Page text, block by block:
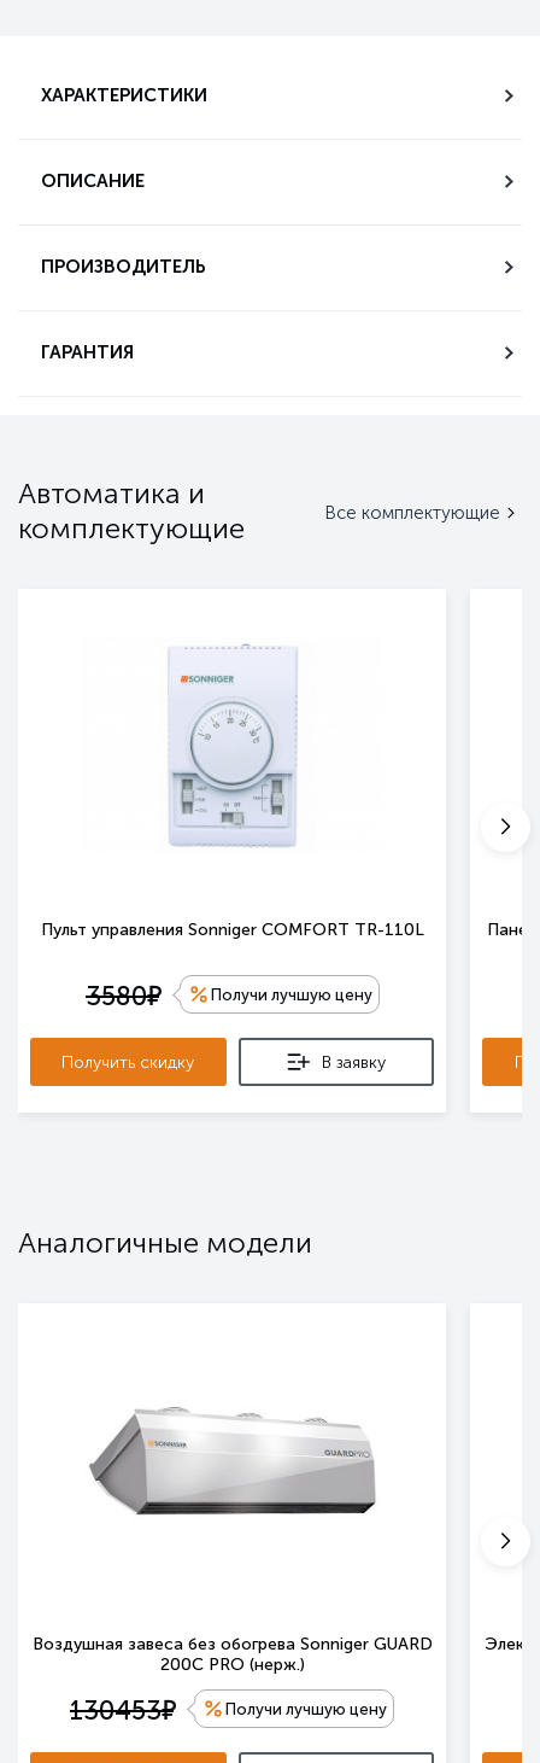
ХАРАКТЕРИСТИКИ
ОПИСАНИЕ
ПРОИЗВОДИТЕЛЬ
ГАРАНТИЯ
Автоматика и
комплектующие
Все комплектующие
Пульт управления Sonniger COMFORT TR-110L
3580е Получи лучшую цену
Получить скидку В заявку
Аналогичные модели
Воздушная завеса без обогрева Sonniger GUARD
200C PRO (нерж.)
130453е Получи лучшую цену